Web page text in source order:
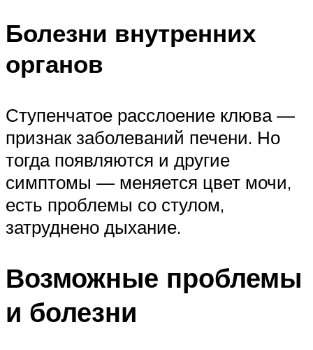
Болезни внутренних
органов
Ступенчатое расслоение клюва —
признак заболеваний печени. Но
тогда появляются и другие
симптомы — меняется цвет мочи,
есть проблемы со стулом,
затруднено дыхание.
Возможные проблемы
и болезни